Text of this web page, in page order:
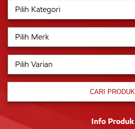
CARI PRODUK
Info Produk